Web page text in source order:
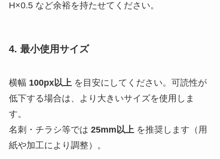
H×0.5 など余裕を持たせてください。
4. 最小使用サイズ
横幅 100px以上を目安にしてください。可読性が
低下する場合は、より大きいサイズを使用しま
す。
名刺・チラシ等では 25mm以上を推奨します（用
紙や加工により調整）。